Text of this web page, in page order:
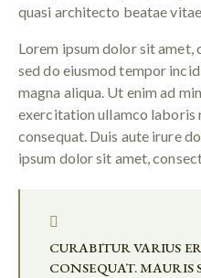
quasi architecto beatae
Lorem ipsum dolor sit
sed do eiusmod tempor
magna aliqua. Ut enim ad
exercitation ullamco laboris
consequat. Duis aute irure
ipsum dolor sit amet,
CURABITUR VARIUS
CONSEQUAT.